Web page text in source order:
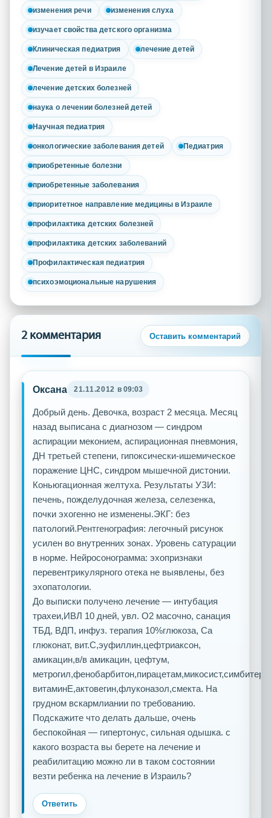
изменения речи изменения слуха
изучает свойства детского организма
Клиническая педиатрия лечение детей
Лечение детей в Израиле
лечение детских болезней
наука о лечении болезней детей
Научная педиатрия
онкологические заболевания детей Педиатрия
приобретенные болезни
приобретенные заболевания
приоритетное направление медицины в Израиле
профилактика детских болезней
профилактика детских заболеваний
Профилактическая педиатрия
психоэмоциональные нарушения
2 комментария Оставить комментарий
Оксана 21.11.2012 в 09:03
Добрый день. Девочка, возраст 2 месяца. Месяц
назад выписана с диагнозом — синдром
аспирации меконием, аспирационная пневмония,
ДН третьей степени, гипоксически-ишемическое
поражение ЦНС, синдром мышечной дистонии.
Коньюгационная желтуха. Результаты УЗИ:
печень, пожделудочная железа, селезенка,
почки эхогенно не изменены.ЭКГ: без
патологий.Рентгенография: легочный рисунок
усилен во внутренних зонах. Уровень сатурации
в норме. Нейросонограмма: эхопризнаки
перевентрикулярного отека не выявлены, без
эхопатологии.
До выписки получено лечение — интубация
трахеи,ИВЛ 10 дней, увл. О2 масочно, санация
ТБД, ВДП, инфуз. терапия 10%глюкоза, Са
глюконат, вит.С,эуфиллин,цефтриаксон,
амикацин,в/в амикацин, цефтум,
метрогил,фенобарбитон,пирацетам,микосист,симбитер,
витаминЕ,актовегин,флуконазол,смекта. На
грудном вскармлиании по требованию.
Подскажите что делать дальше, очень
беспокойная — гипертонус, сильная одышка. с
какого возраста вы берете на лечение и
реабилитацию можно ли в таком состоянии
везти ребенка на лечение в Израиль?
Ответить